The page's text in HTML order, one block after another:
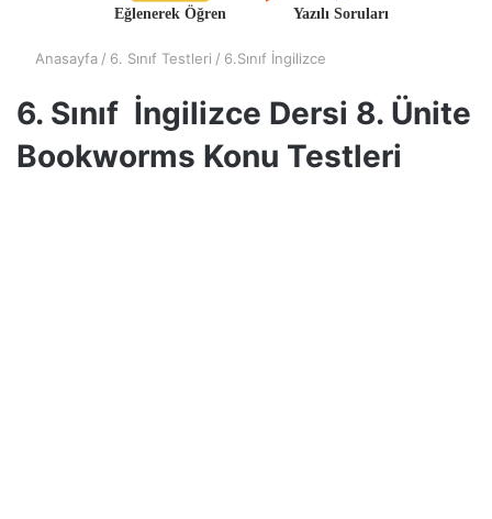
Eğlenerek Öğren Yazılı Soruları
Anasayfa / 6. Sınıf Testleri / 6.Sınıf İngilizce
6. Sınıf İngilizce Dersi 8. Ünite
Bookworms Konu Testleri